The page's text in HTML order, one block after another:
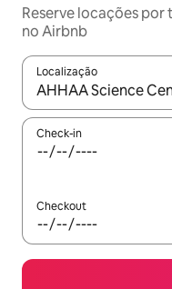
Reserve locações
no Airbnb
Localização
Quando os resultados
Check-in
Checkout